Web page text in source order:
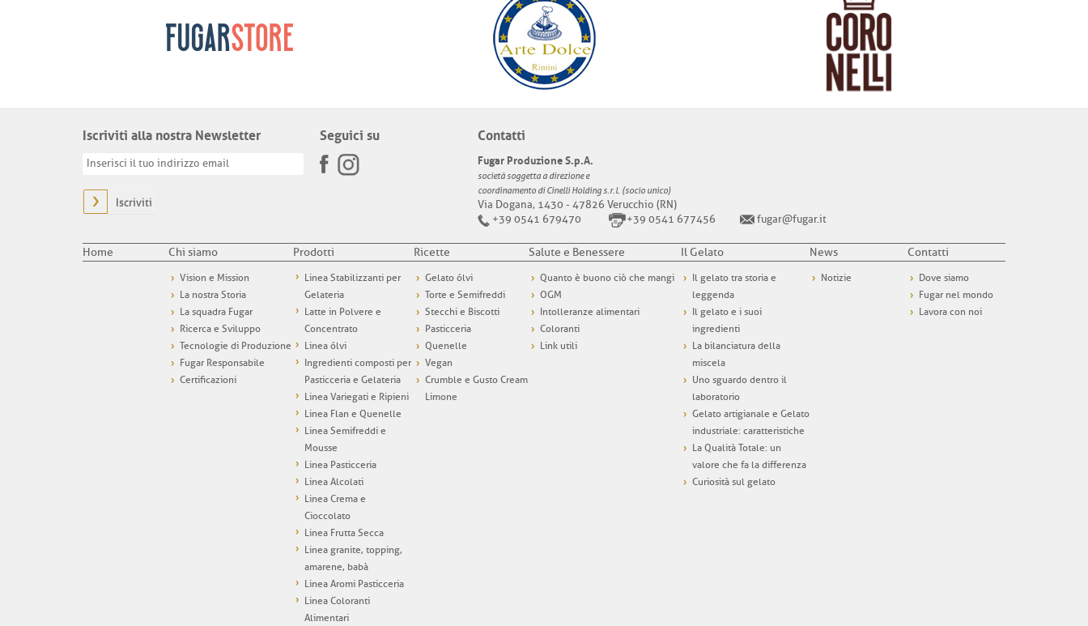
Iscriviti alla nostra Newsletter
Iscriviti
Seguici su Contatti
Fugar Produzione S.p.A.
società soggetta a direzione e
coordinamento di Cinelli Holding s.r.l. (socio unico)
Via Dogana, 1430 - 47826 Verucchio (RN)
+39 0541 679470
+39 0541 677456 fugar@fugar.it
Home Chi siamo
Vision e Mission
La nostra Storia
La squadra Fugar
Ricerca e Sviluppo
Tecnologie di Produzione
Fugar Responsabile
Certificazioni
Prodotti
Linea Stabilizzanti per
Gelateria
Latte in Polvere e
Concentrato
Linea ólvi
Ingredienti composti per
Pasticceria e Gelateria
Linea Variegati e Ripieni
Linea Flan e Quenelle
Linea Semifreddi e
Mousse
Linea Pasticceria
Linea Alcolati
Linea Crema e
Cioccolato
Linea Frutta Secca
Linea granite, topping,
amarene, babà
Linea Aromi Pasticceria
Linea Coloranti
Alimentari
Ricette
Gelato ólvi
Torte e Semifreddi
Stecchi e Biscotti
Pasticceria
Quenelle
Vegan
Crumble e Gusto Cream
Limone
Salute e Benessere
Quanto è buono ciò che mangi
OGM
Intolleranze alimentari
Coloranti
Link utili
Il Gelato
Il gelato tra storia e
leggenda
Il gelato e i suoi
ingredienti
La bilanciatura della
miscela
Uno sguardo dentro il
laboratorio
Gelato artigianale e Gelato
industriale: caratteristiche
La Qualità Totale: un
valore che fa la differenza
Curiosità sul gelato
News
Notizie
Contatti
Dove siamo
Fugar nel mondo
Lavora con noi